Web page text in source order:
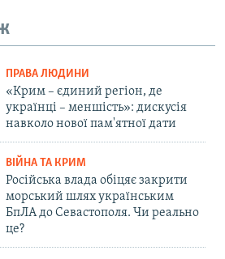
ПРАВА ЛЮДИНИ
«Крим – єдиний регіон, де
українці – меншість»: дискусія
навколо нової пам'ятної дати
ВІЙНА ТА КРИМ
Російська влада обіцяє закрити
морський шлях українським
БпЛА до Севастополя. Чи реально
це?